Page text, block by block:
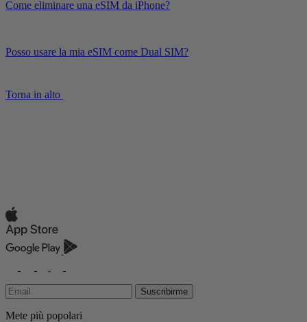
Come eliminare una eSIM da iPhone?
Posso usare la mia eSIM come Dual SIM?
Torna in alto
Suscribirme
Mete più popolari